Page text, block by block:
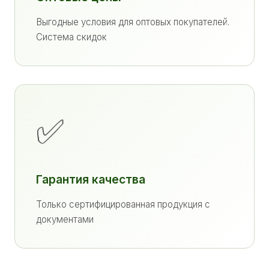
Выгодные условия для оптовых покупателей.
Система скидок
✅
Гарантия качества
Только сертифицированная продукция с
документами